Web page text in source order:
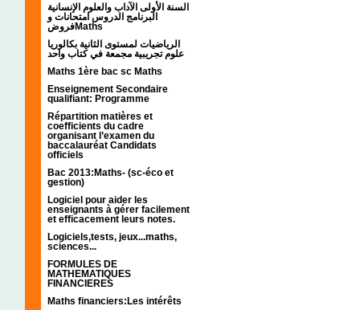
السنة الأولى الآداب والعلوم الإنسانية
البرنامج الدروس امتحانات و
فروضMaths
الرياضيات لمستوى الثانية بكالوريا
علوم تجريبية مجمعة في كتاب واحد
Maths 1ère bac sc Maths
Enseignement Secondaire
qualifiant: Programme
Répartition matières et
coefficients du cadre
organisant l’examen du
baccalauréat Candidats
officiels
Bac 2013:Maths- (sc-éco et
gestion)
Logiciel pour aider les
enseignants à gérer facilement
et efficacement leurs notes.
Logiciels,tests, jeux...maths,
sciences...
FORMULES DE
MATHEMATIQUES
FINANCIERES
Maths financiers:Les intérêts